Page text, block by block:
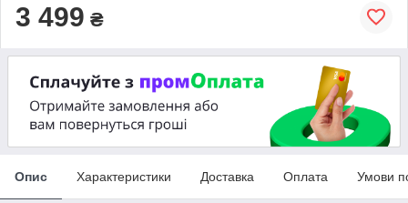
3 499 ₴
Опис Характеристики Доставка Оплата Умови